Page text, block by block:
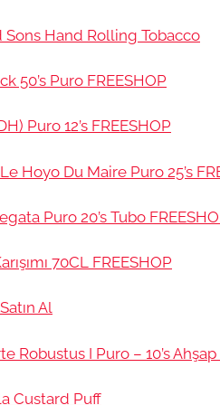
Sons Hand Rolling Tobacco
50’s Puro FREESHOP
Puro 12’s FREESHOP
Hoyo Du Maire Puro 25’s
Puro 20’s Tubo
70CL FREESHOP
Al
Robustus I Puro – 10’s
Custard Puff